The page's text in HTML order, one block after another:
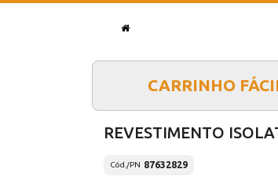
CARRINHO
REVESTIMENTO
Cód./PN 87632829